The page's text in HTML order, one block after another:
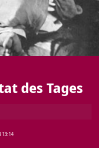
des Tages
13:14